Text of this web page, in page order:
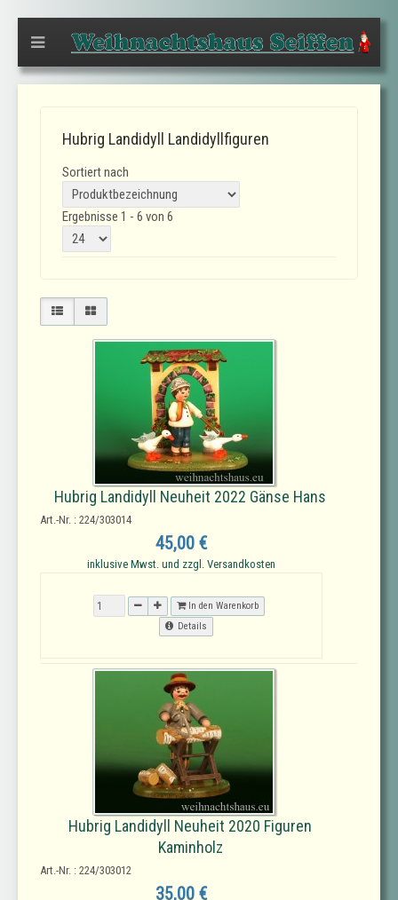
Hubrig Landidyll Landidyllfiguren
Sortiert nach
Ergebnisse 1 - 6 von 6
Hubrig Landidyll Neuheit 2022 Gänse Hans
Art.-Nr. : 224/303014
45,00 €
inklusive Mwst. und zzgl. Versandkosten
In den Warenkorb
Details
Hubrig Landidyll Neuheit 2020 Figuren
Kaminholz
Art.-Nr. : 224/303012
35,00 €